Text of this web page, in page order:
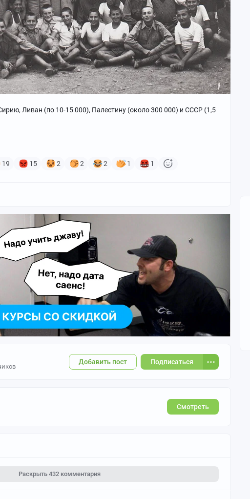
Ливан (по 10-15 000), Палестину (около 300 000) и СССР (1,5
19 15 2 2 2 1 1
Подписаться
Добавить пост
Смотреть
Раскрыть 432 комментария